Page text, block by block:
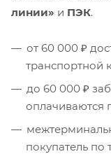
линии» и ПЭК.
от 60 000 ₽
транспортной
до 60 000 ₽
оплачиваются
покупатель